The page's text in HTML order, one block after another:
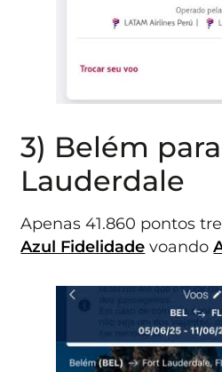
3) Belém
Lauderdale
Apenas 41.860 pontos
Azul Fidelidade voando